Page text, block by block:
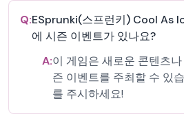
Q:ESprunki(스프런키) Cool As
에 시즌 이벤트가 있나요?
A:이 게임은 새로운 콘텐츠
즌 이벤트를 주최할 수 있
를 주시하세요!